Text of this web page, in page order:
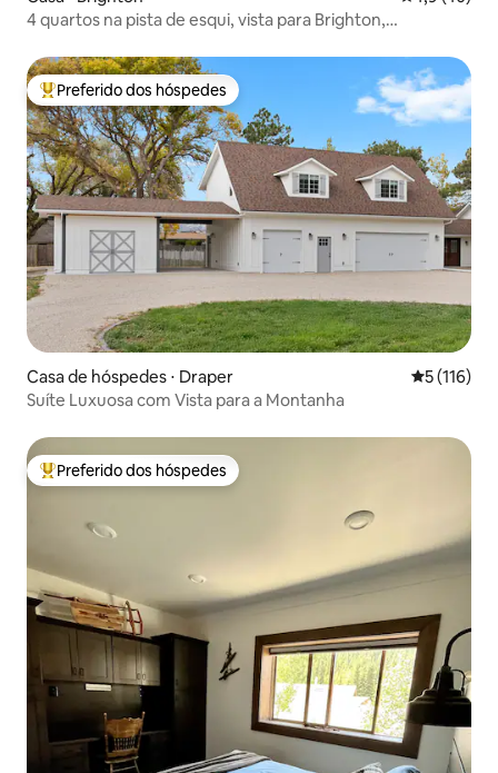
4 quartos na pista de esqui, vista para Brighton,
Entre os melhores preferidos dos hóspedes
Preferido dos hóspedes
Casa de hóspedes ⋅ Draper 5 de uma
5 (116)
Suíte Luxuosa com Vista para a Montanha
Entre os melhores preferidos dos hóspedes
Preferido dos hóspedes